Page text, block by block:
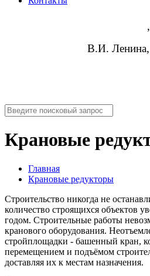
В.И.
Крановые
Главная
Крановые редукторы
Строительство никогда не
количество строящихся объектов
годом. Строительные работы
кранового оборудования.
стройплощадки - башенный кран,
перемещением и подъёмом
доставляя их к местам назначения.